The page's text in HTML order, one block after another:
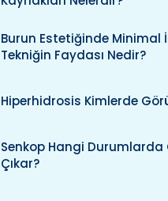
Burun Estetiğinde Minimal
Tekniğin Faydası Nedir?
Hiperhidrosis Kimlerde
Senkop Hangi
Çıkar?